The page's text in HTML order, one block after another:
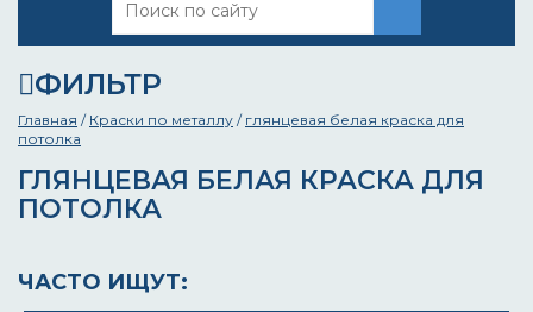
ФИЛЬТР
Главная / Краски по металлу / глянцевая белая краска для
потолка
ГЛЯНЦЕВАЯ БЕЛАЯ КРАСКА ДЛЯ
ПОТОЛКА
ЧАСТО ИЩУТ: